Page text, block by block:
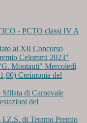
- PCTO classi IV A
al XII Concorso
Celommi 2023"
Montauti" Mercoledì
Cerimonia del
di Carnevale
del
di Teramo Premio